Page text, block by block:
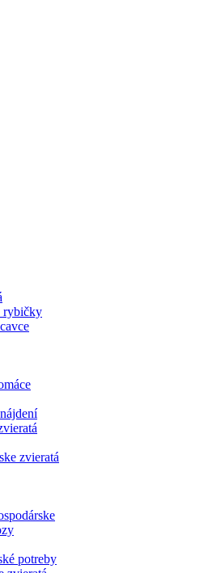
rybičky
zvieratá
potreby